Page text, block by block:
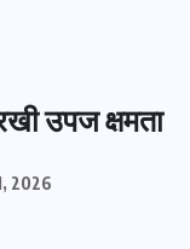
उपज क्षमता
2026